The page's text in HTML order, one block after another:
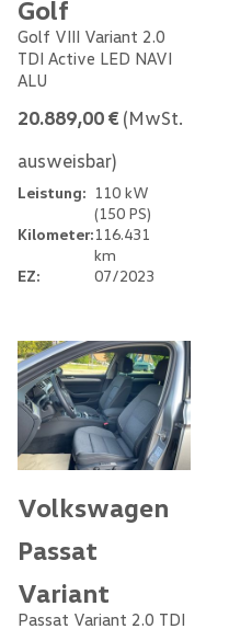
Golf
Golf VIII Variant 2.0
TDI Active LED NAVI
ALU
20.889,00 € (MwSt.
ausweisbar)
Leistung: 110 kW
(150 PS)
Kilometer:116.431
km
EZ:
07/2023
Volkswagen
Passat
Variant
Passat Variant 2.0 TDI